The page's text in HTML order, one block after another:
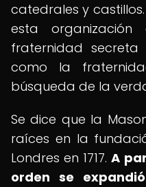
catedrales y
esta organización
fraternidad secreta
como la
búsqueda de la
Se dice que la
raíces en la
Londres en 1717.A
orden se